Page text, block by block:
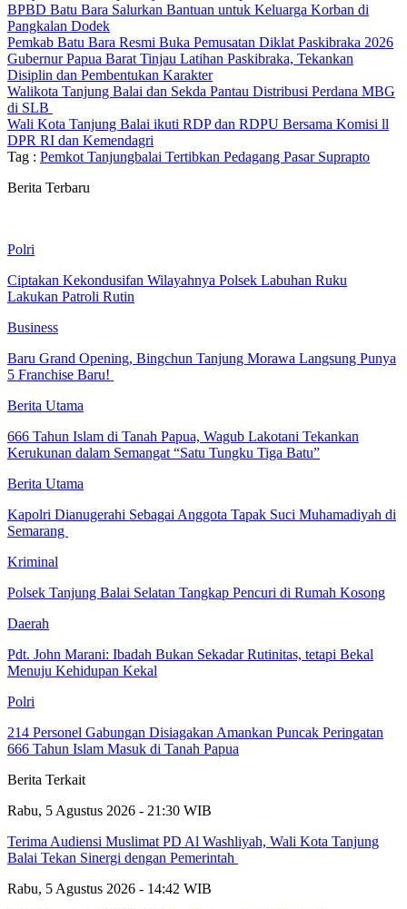
BPBD Batu Bara Salurkan Bantuan untuk Keluarga Korban di
Pangkalan Dodek
Pemkab Batu Bara Resmi Buka Pemusatan Diklat Paskibraka 2026
Gubernur Papua Barat Tinjau Latihan Paskibraka, Tekankan
Disiplin dan Pembentukan Karakter
Walikota Tanjung Balai dan Sekda Pantau Distribusi Perdana MBG
di SLB
Wali Kota Tanjung Balai ikuti RDP dan RDPU Bersama Komisi ll
DPR RI dan Kemendagri
Tag : Pemkot Tanjungbalai Tertibkan Pedagang Pasar Suprapto
Berita Terbaru
Polri
Ciptakan Kekondusifan Wilayahnya Polsek Labuhan Ruku
Lakukan Patroli Rutin
Business
‎Baru Grand Opening, Bingchun Tanjung Morawa Langsung Punya
5 Franchise Baru! ‎
Berita Utama
666 Tahun Islam di Tanah Papua, Wagub Lakotani Tekankan
Kerukunan dalam Semangat “Satu Tungku Tiga Batu”
Berita Utama
Kapolri Dianugerahi Sebagai Anggota Tapak Suci Muhamadiyah di
Semarang
Kriminal
Polsek Tanjung Balai Selatan Tangkap Pencuri di Rumah Kosong
Daerah
Pdt. John Marani: Ibadah Bukan Sekadar Rutinitas, tetapi Bekal
Menuju Kehidupan Kekal
Polri
214 Personel Gabungan Disiagakan Amankan Puncak Peringatan
666 Tahun Islam Masuk di Tanah Papua
Berita Terkait
Rabu, 5 Agustus 2026 - 21:30 WIB
Terima Audiensi Muslimat PD Al Washliyah, Wali Kota Tanjung
Balai Tekan Sinergi dengan Pemerintah
Rabu, 5 Agustus 2026 - 14:42 WIB